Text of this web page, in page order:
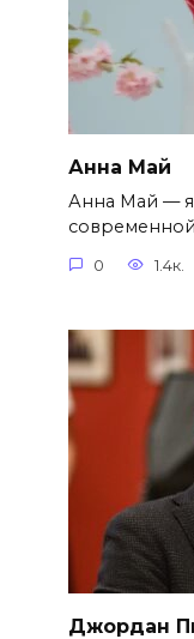
Анна Май
Анна Май —
современной
0 1.4к.
Джордан